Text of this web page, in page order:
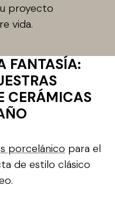
proyecto
vida.
FANTASÍA:
CERÁMICAS
porcelánico para el
de estilo clásico